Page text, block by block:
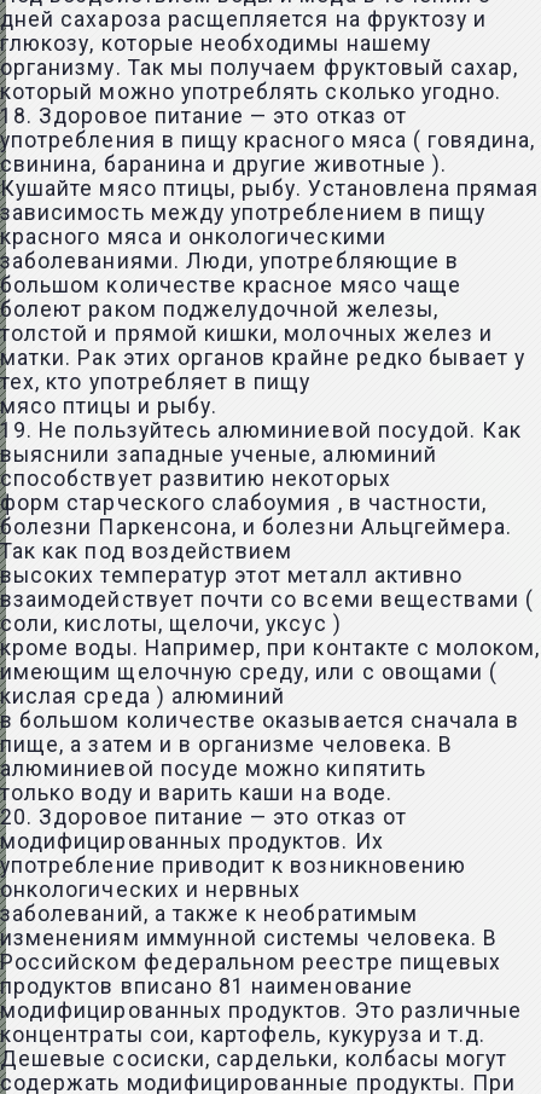
дней сахароза расщепляется на фруктозу и
глюкозу, которые необходимы нашему
организму. Так мы получаем фруктовый сахар,
который можно употреблять сколько угодно.
18. Здоровое питание — это отказ от
употребления в пищу красного мяса ( говядина,
свинина, баранина и другие животные ).
Кушайте мясо птицы, рыбу. Установлена прямая
зависимость между употреблением в пищу
красного мяса и онкологическими
заболеваниями. Люди, употребляющие в
большом количестве красное мясо чаще
болеют раком поджелудочной железы,
толстой и прямой кишки, молочных желез и
матки. Рак этих органов крайне редко бывает у
тех, кто употребляет в пищу
мясо птицы и рыбу.
19. Не пользуйтесь алюминиевой посудой. Как
выяснили западные ученые, алюминий
способствует развитию некоторых
форм старческого слабоумия , в частности,
болезни Паркенсона, и болезни Альцгеймера.
Так как под воздействием
высоких температур этот металл активно
взаимодействует почти со всеми веществами (
соли, кислоты, щелочи, уксус )
кроме воды. Например, при контакте с молоком,
имеющим щелочную среду, или с овощами (
кислая среда ) алюминий
в большом количестве оказывается сначала в
пище, а затем и в организме человека. В
алюминиевой посуде можно кипятить
только воду и варить каши на воде.
20. Здоровое питание — это отказ от
модифицированных продуктов. Их
употребление приводит к возникновению
онкологических и нервных
заболеваний, а также к необратимым
изменениям иммунной системы человека. В
Российском федеральном реестре пищевых
продуктов вписано 81 наименование
модифицированных продуктов. Это различные
концентраты сои, картофель, кукуруза и т.д.
Дешевые сосиски, сардельки, колбасы могут
содержать модифицированные продукты. При